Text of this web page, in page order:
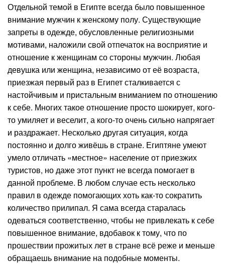
Отдельной темой в Египте всегда было повышенное
внимание мужчин к женскому полу. Существующие
запреты в одежде, обусловленные религиозными
мотивами, наложили свой отпечаток на восприятие и
отношение к женщинам со стороны мужчин. Любая
девушка или женщина, независимо от её возраста,
приезжая первый раз в Египет сталкивается с
настойчивым и пристальным вниманием по отношению
к себе. Многих такое отношение просто шокирует, кого-
то умиляет и веселит, а кого-то очень сильно напрягает
и раздражает. Несколько другая ситуация, когда
постоянно и долго живёшь в стране. Египтяне умеют
умело отличать «местное» население от приезжих
туристов, но даже этот пункт не всегда помогает в
данной проблеме. В любом случае есть несколько
правил в одежде помогающих хоть как-то сократить
количество прилипал. Я сама всегда старалась
одеваться соответственно, чтобы не привлекать к себе
повышенное внимание, вдобавок к тому, что по
прошествии прожитых лет в стране всё реже и меньше
обращаешь внимание на подобные моменты.